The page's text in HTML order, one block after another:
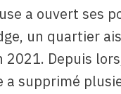
a ouvert ses
un quartier
2021. Depuis
a supprimé